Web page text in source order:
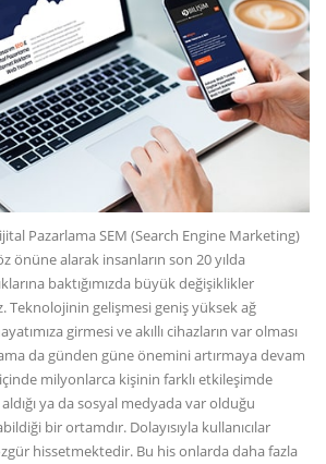
Pazarlama SEM (Search Engine Marketing)
önüne alarak insanların son 20 yılda
baktığımızda büyük değişiklikler
Teknolojinin gelişmesi geniş yüksek ağ
girmesi ve akıllı cihazların var olması
da günden güne önemini artırmaya devam
milyonlarca kişinin farklı etkileşimde
ya da sosyal medyada var olduğu
bir ortamdır. Dolayısıyla kullanıcılar
hissetmektedir. Bu his onlarda daha fazla